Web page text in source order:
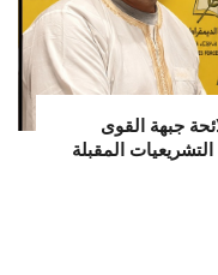
جبهة القوى
المقبلة